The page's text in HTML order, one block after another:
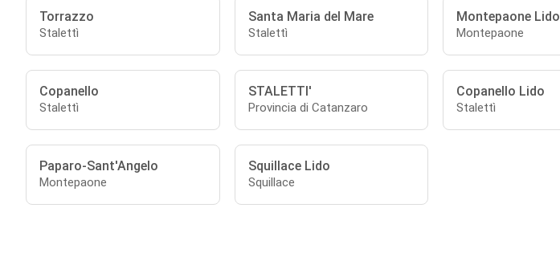
Torrazzo
Stalettì
Santa Maria del Mare
Stalettì
Montepaone Lido
Montepaone
Copanello
Stalettì
STALETTI'
Provincia di Catanzaro
Copanello Lido
Stalettì
Paparo-Sant'Angelo
Montepaone
Squillace Lido
Squillace